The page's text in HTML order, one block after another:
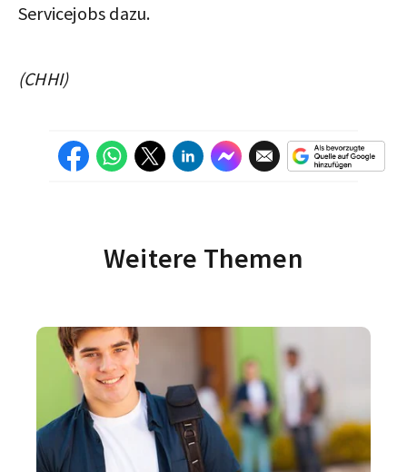
Servicejobs dazu.
(CHHI)
Weitere Themen